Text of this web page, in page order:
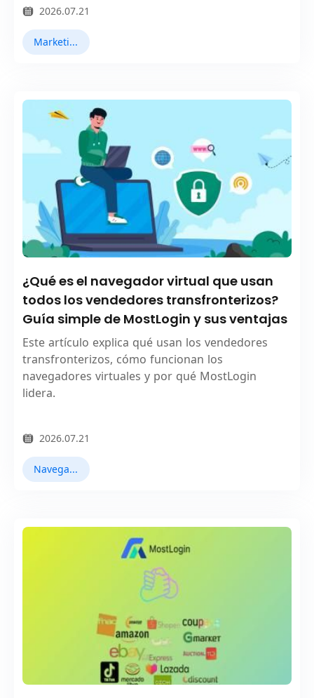
2026.07.21
Marketing en TikTok
¿Qué es el navegador virtual que usan
todos los vendedores transfronterizos?
Guía simple de MostLogin y sus ventajas
Este artículo explica qué usan los vendedores
transfronterizos, cómo funcionan los
navegadores virtuales y por qué MostLogin
lidera.
2026.07.21
Navegador Virtual